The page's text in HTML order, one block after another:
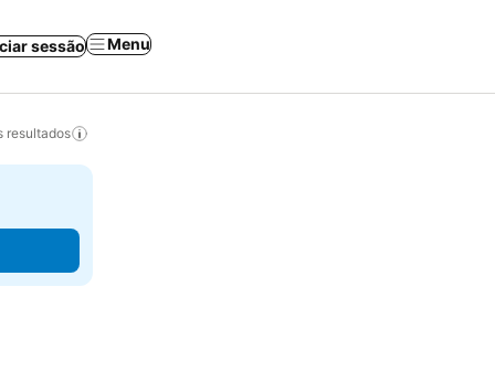
sessão Menu
resultados